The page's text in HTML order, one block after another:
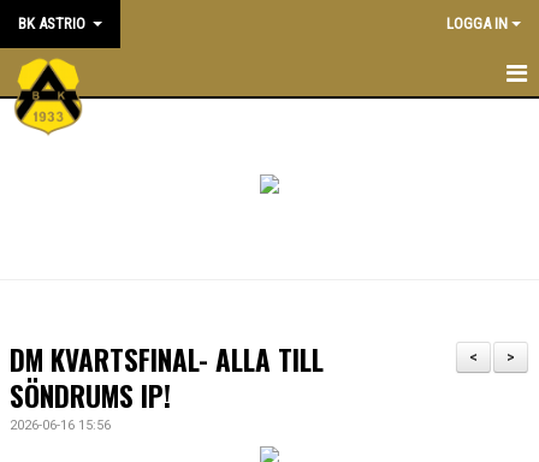
BK ASTRIO LOGGA IN
HEM
MATCHER
BLI MEDLEM
>
<
DM KVARTSFINAL- ALLA TILL
SÖNDRUMS IP!
2026-06-16 15:56